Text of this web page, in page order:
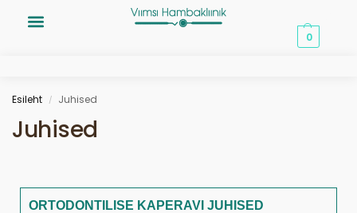
0
Esileht / Juhised
Juhised
ORTODONTILISE KAPERAVI JUHISED